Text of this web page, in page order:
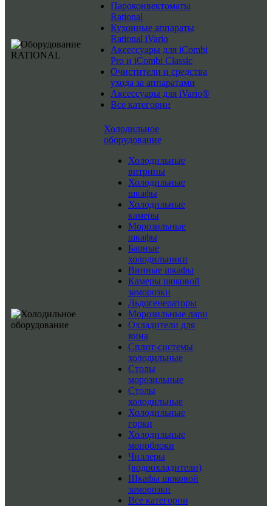
Пароконвектоматы
Rational
Кухонные аппараты
Rational iVario
Аксессуары для iCombi
Pro и iCombi Classic
Очистители и средства
ухода за аппаратами
Аксессуары для iVario®
Все категории
Холодильное
оборудование
Холодильные
витрины
Холодильные
шкафы
Холодильные
камеры
Морозильные
шкафы
Барные
холодильники
Винные шкафы
Камеры шоковой
заморозки
Льдогенераторы
Морозильные лари
Охладители для
вина
Сплит-системы
холодильные
Столы
морозильные
Столы
холодильные
Холодильные
горки
Холодильные
моноблоки
Чиллеры
(водоохладители)
Шкафы шоковой
заморозки
Все категории